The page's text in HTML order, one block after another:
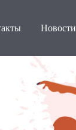
Новости